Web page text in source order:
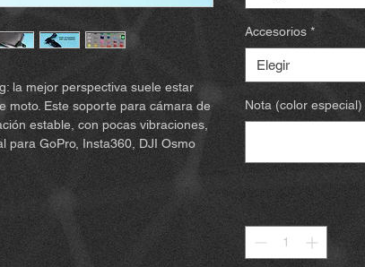
la mejor perspectiva suele estar
moto. Este soporte para cámara de
estable, con pocas vibraciones,
para GoPro, Insta360, DJI Osmo
Accesorios *
Elegir
Nota (color
Cantidad